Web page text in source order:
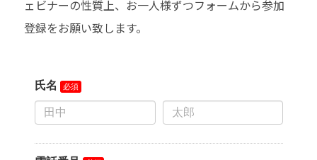
ェビナーの性質上、お一人様ずつフォームから参加
登録をお願い致します。